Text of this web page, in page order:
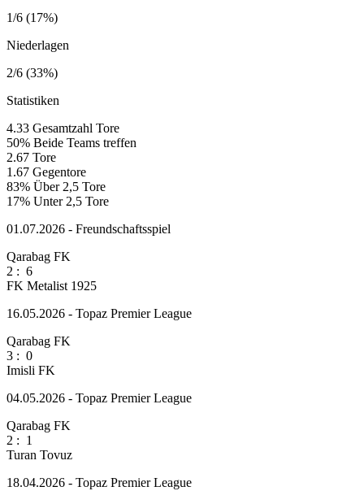
1/6 (17%)
Niederlagen
2/6 (33%)
Statistiken
4.33 Gesamtzahl Tore
50% Beide Teams treffen
2.67 Tore
1.67 Gegentore
83% Über 2,5 Tore
17% Unter 2,5 Tore
01.07.2026 - Freundschaftsspiel
Qarabag FK
2 : 6
FK Metalist 1925
16.05.2026 - Topaz Premier League
Qarabag FK
3 : 0
Imisli FK
04.05.2026 - Topaz Premier League
Qarabag FK
2 : 1
Turan Tovuz
18.04.2026 - Topaz Premier League